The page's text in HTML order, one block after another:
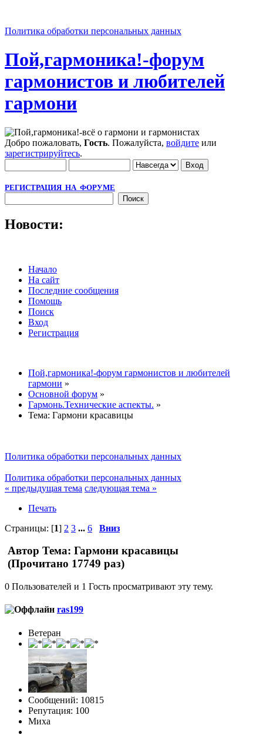
Политика обработки персональных данных
Пой,гармоника!-форум
гармонистов и любителей
гармони
Добро пожаловать, Гость. Пожалуйста, войдите или
зарегистрируйтесь.
РЕГИСТРАЦИЯ НА ФОРУМЕ
Новости:
Начало
На сайт
Последние сообщения
Помощь
Поиск
Вход
Регистрация
Пой,гармоника!-форум гармонистов и любителей
гармони »
Основной форум »
Гармонь.Технические аспекты. »
Тема: Гармони красавицы
Политика обработки персональных данных
Политика обработки персональных данных
« предыдущая тема следующая тема »
Печать
Страницы: [1] 2 3 ... 6 Вниз
Автор Тема: Гармони красавицы
(Прочитано 17749 раз)
0 Пользователей и 1 Гость просматривают эту тему.
ras199
Ветеран
Сообщений: 10815
Репутация: 100
Миха